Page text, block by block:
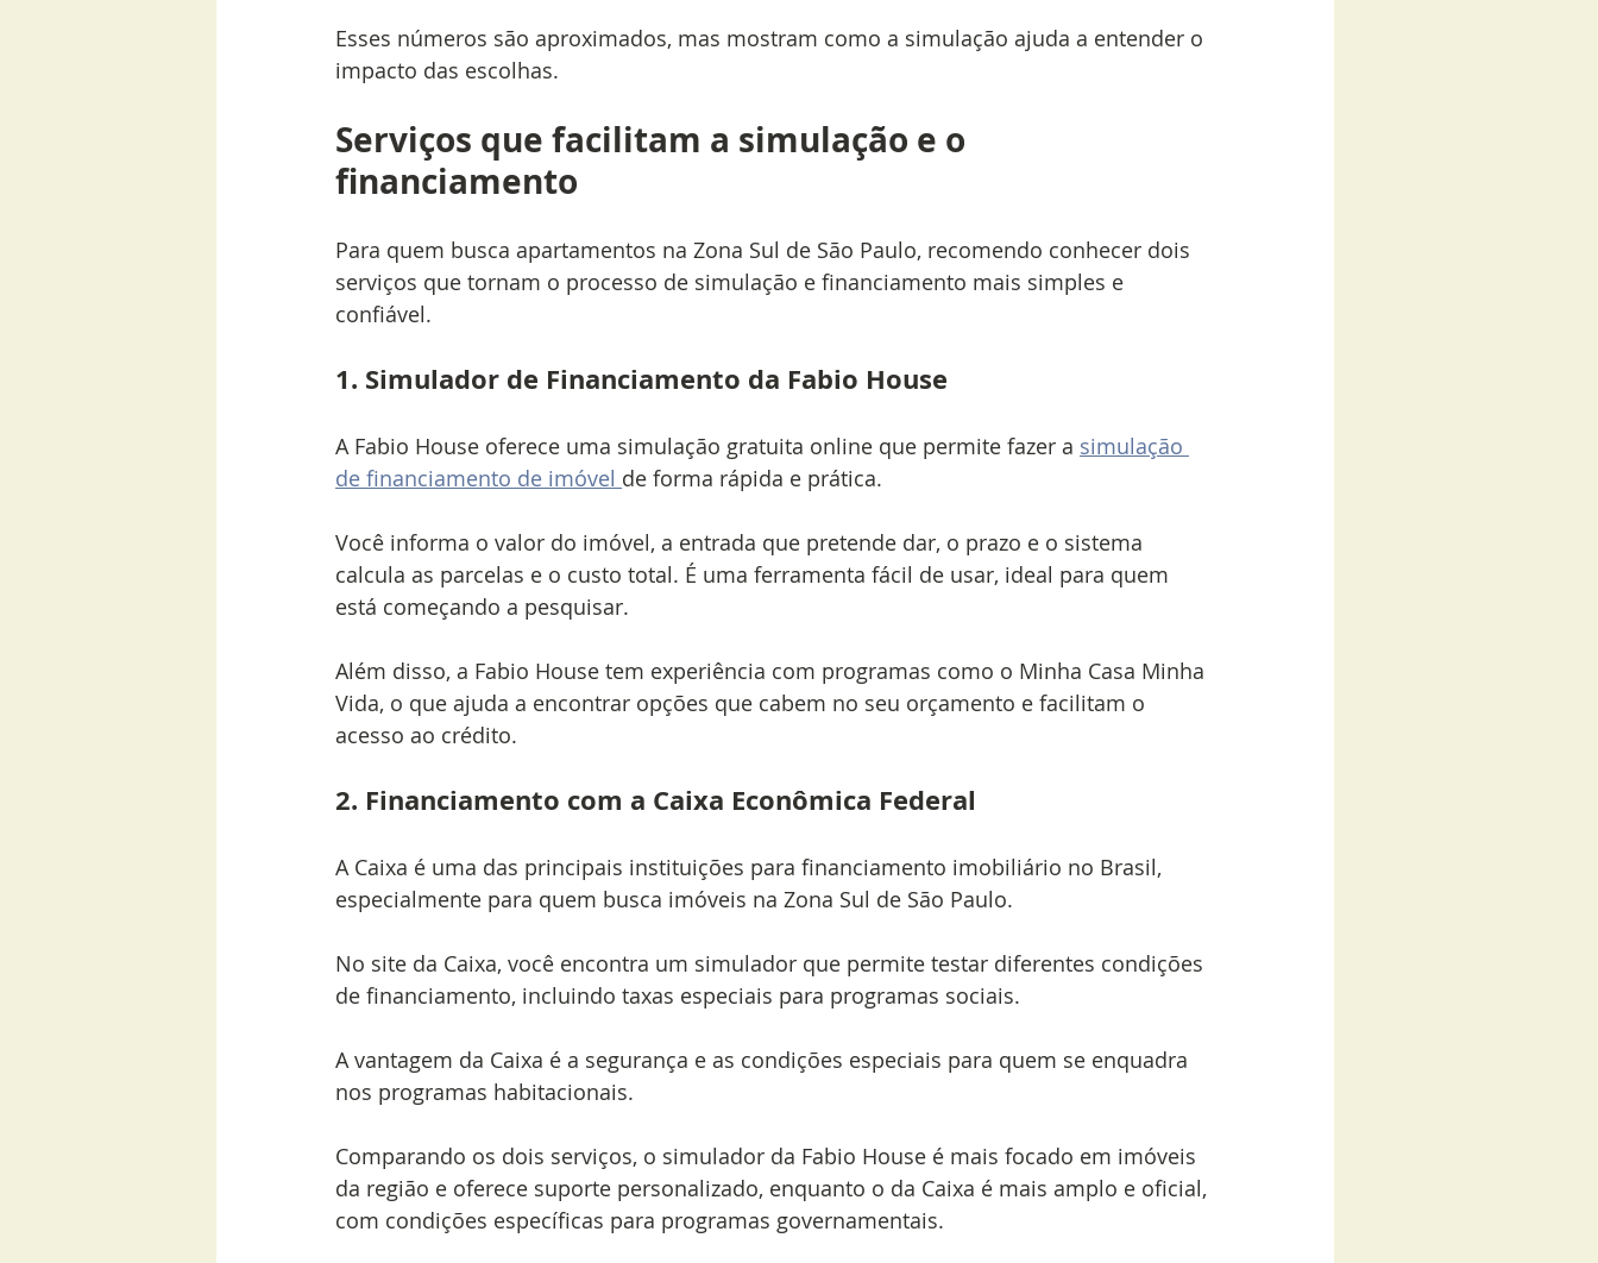
Esses números são aproximados, mas mostram como a simulação ajuda a entender o
impacto das escolhas.
Serviços que facilitam a simulação e o
financiamento
Para quem busca apartamentos na Zona Sul de São Paulo, recomendo conhecer dois
serviços que tornam o processo de simulação e financiamento mais simples e
confiável.
1. Simulador de Financiamento da Fabio House
A Fabio House oferece uma simulação gratuita online que permite fazer a simulação
de financiamento de imóvel de forma rápida e prática.
Você informa o valor do imóvel, a entrada que pretende dar, o prazo e o sistema
calcula as parcelas e o custo total. É uma ferramenta fácil de usar, ideal para quem
está começando a pesquisar.
Além disso, a Fabio House tem experiência com programas como o Minha Casa Minha
Vida, o que ajuda a encontrar opções que cabem no seu orçamento e facilitam o
acesso ao crédito.
2. Financiamento com a Caixa Econômica Federal
A Caixa é uma das principais instituições para financiamento imobiliário no Brasil,
especialmente para quem busca imóveis na Zona Sul de São Paulo.
No site da Caixa, você encontra um simulador que permite testar diferentes condições
de financiamento, incluindo taxas especiais para programas sociais.
A vantagem da Caixa é a segurança e as condições especiais para quem se enquadra
nos programas habitacionais.
Comparando os dois serviços, o simulador da Fabio House é mais focado em imóveis
da região e oferece suporte personalizado, enquanto o da Caixa é mais amplo e oficial,
com condições específicas para programas governamentais.